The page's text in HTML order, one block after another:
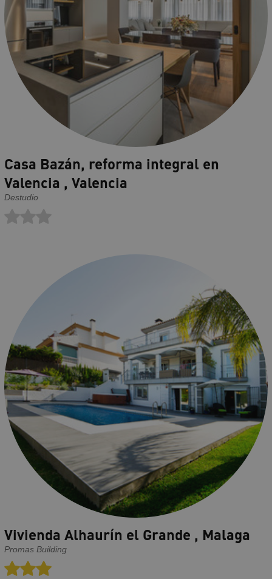
Casa Bazán, reforma integral en
Valencia , Valencia
Destudio
Vivienda Alhaurín el Grande , Malaga
Promas Building